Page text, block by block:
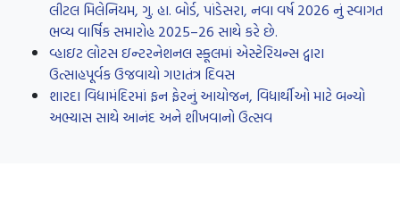
લીટલ મિલેનિયમ, ગુ. હા. બોર્ડ, પાંડેસરા, નવા વર્ષ 2026 નું સ્વાગત
ભવ્ય વાર્ષિક સમારોહ 2025–26 સાથે કરે છે.
વ્હાઇટ લોટસ ઇન્ટરનેશનલ સ્કૂલમાં એસ્ટેરિયન્સ દ્વારા
ઉત્સાહપૂર્વક ઉજવાયો ગણતંત્ર દિવસ
શારદા વિદ્યામંદિરમાં ફન ફેરનું આયોજન, વિધાર્થીઓ માટે બન્યો
અભ્યાસ સાથે આનંદ અને શીખવાનો ઉત્સવ